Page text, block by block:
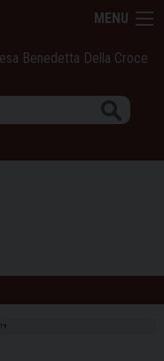
MENU
Benedetta Della Croce